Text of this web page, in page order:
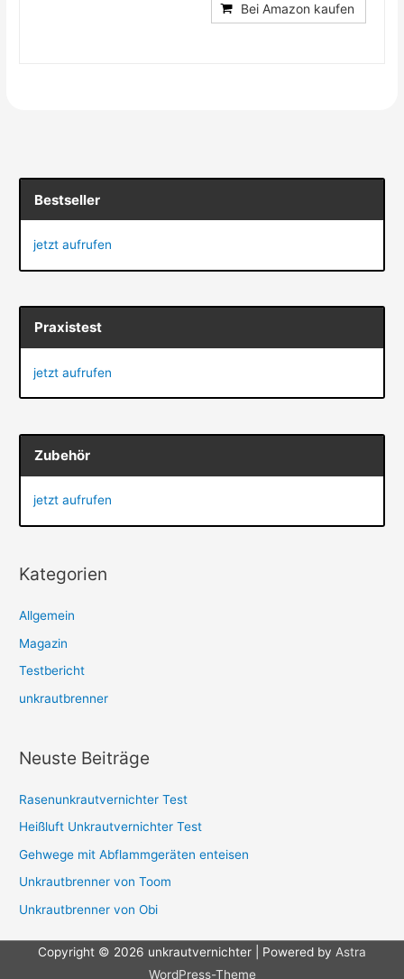
Bei Amazon kaufen
Bestseller
jetzt aufrufen
Praxistest
jetzt aufrufen
Zubehör
jetzt aufrufen
Kategorien
Allgemein
Magazin
Testbericht
unkrautbrenner
Neuste Beiträge
Rasenunkrautvernichter Test
Heißluft Unkrautvernichter Test
Gehwege mit Abflammgeräten enteisen
Unkrautbrenner von Toom
Unkrautbrenner von Obi
Copyright © 2026 unkrautvernichter | Powered by Astra
WordPress-Theme